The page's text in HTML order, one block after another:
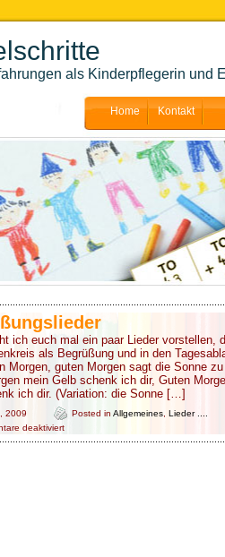
als Kinderpflegerin und
Home Kontakt
ich euch mal ein paar Lieder vorstellen,
als Begrüßung und in den
Morgen, guten Morgen sagt die Sonne
mein Gelb schenk ich dir, Guten
ich dir. (Variation: die Sonne […]
2009 Posted in Allgemeines Lieder ....
deaktiviertfür